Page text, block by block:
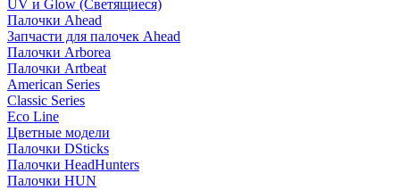
UV и Glow (Светящиеся)
Палочки Ahead
Запчасти для палочек Ahead
Палочки Arborea
Палочки Artbeat
American Series
Classic Series
Eco Line
Цветные модели
Палочки DSticks
Палочки HeadHunters
Палочки HUN